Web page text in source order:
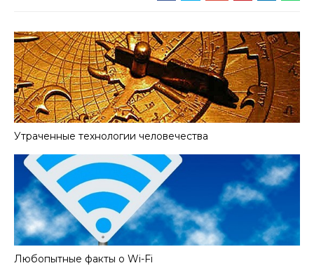
Утраченные технологии человечества
Любопытные факты о Wi-Fi